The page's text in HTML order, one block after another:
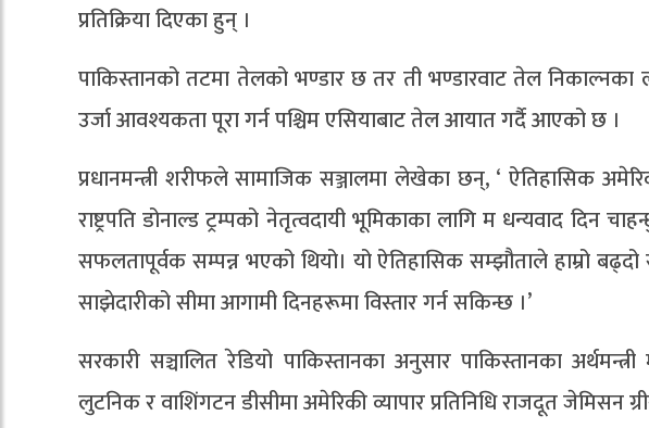
प्रतिक्रिया दिएका हुन् ।
पाकिस्तानको तटमा तेलको भण्डार छ तर ती भण्डारवाट तेल
उर्जा आवश्यकता पूरा गर्न पश्चिम एसियाबाट तेल आयात गर्दै आएको छ ।
प्रधानमन्त्री शरीफले सामाजिक सञ्जालमा लेखेका छन्, ‘ ऐतिहासिक
राष्ट्रपति डोनाल्ड ट्रम्पको नेतृत्वदायी भूमिकाका लागि म धन्यवाद दिन
सफलतापूर्वक सम्पन्न भएको थियो। यो ऐतिहासिक सम्झौताले हाम्रो
साझेदारीको सीमा आगामी दिनहरूमा विस्तार गर्न सकिन्छ ।’
सरकारी सञ्चालित रेडियो पाकिस्तानका अनुसार पाकिस्तानका
लुटनिक र वाशिंगटन डीसीमा अमेरिकी व्यापार प्रतिनिधि राजदूत